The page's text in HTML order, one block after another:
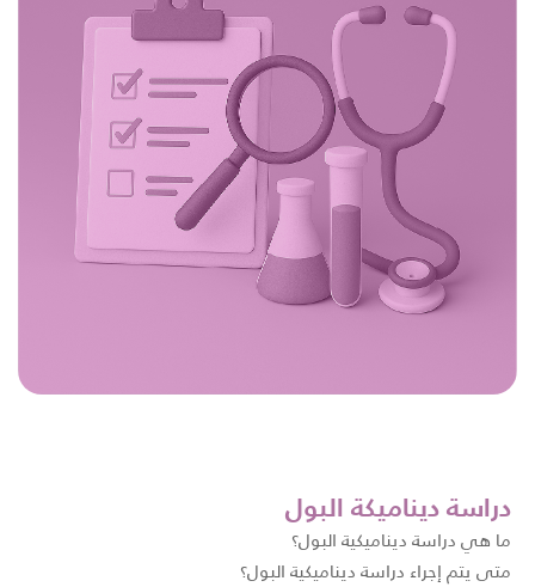
دراسة ديناميكة البول
ما هي دراسة ديناميكية البول؟
متى يتم إجراء دراسة ديناميكية البول؟